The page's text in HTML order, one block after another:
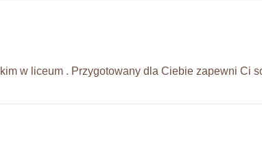
w liceum . Przygotowany dla Ciebie zapewni Ci